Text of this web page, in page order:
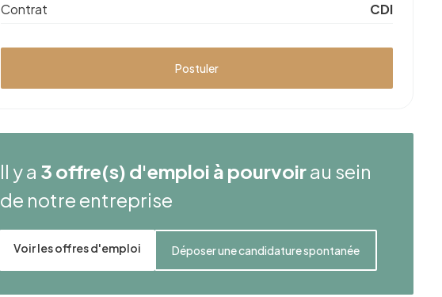
Contrat
CDI
Postuler
Il y a 3 offre(s) d'emploi à pourvoirau sein
de notre entreprise
Voir les offres d'emploi Déposer une candidature spontanée